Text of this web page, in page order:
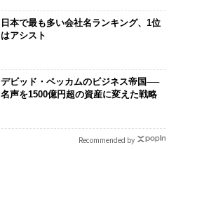
日本で最も多い会社名ランキング、1位
はアシスト
デビッド・ベッカムのビジネス帝国──
名声を1500億円超の資産に変えた戦略
Recommended by